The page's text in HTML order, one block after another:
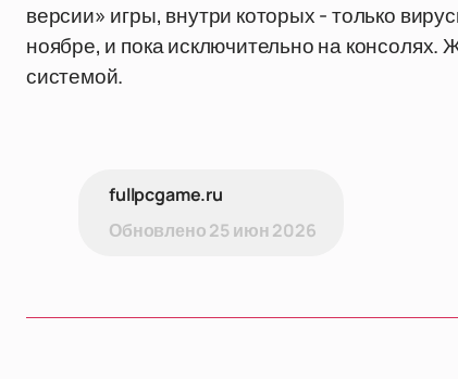
версии» игры, внутри которых - только
ноябре, и пока исключительно на консолях.
системой.
fullpcgame.ru
Обновлено25 июн 2026